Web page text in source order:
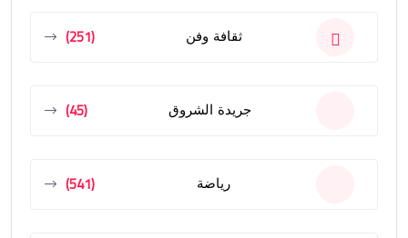
ثقافة وفن (251)
جريدة الشروق (45)
رياضة (541)